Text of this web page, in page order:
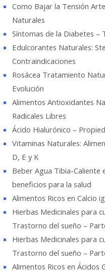
Como Bajar la Tensión
Naturales
Síntomas de la Diabetes
Edulcorantes Naturales:
Contraindicaciones
Rosácea Tratamiento
Evolución
Alimentos Antioxidantes
Radicales Libres
Ácido Hialurónico –
Vitaminas Naturales:
D, E y K
Beber Agua Tibia-Caliente
beneficios para la salud
Alimentos Ricos en Calcio
Hierbas Medicinales para
Trastorno del sueño –
Hierbas Medicinales para
Trastorno del sueño –
Alimentos Ricos en Ácidos